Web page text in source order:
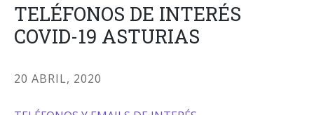
TELÉFONOS DE INTERÉS
COVID-19 ASTURIAS
20 ABRIL, 2020